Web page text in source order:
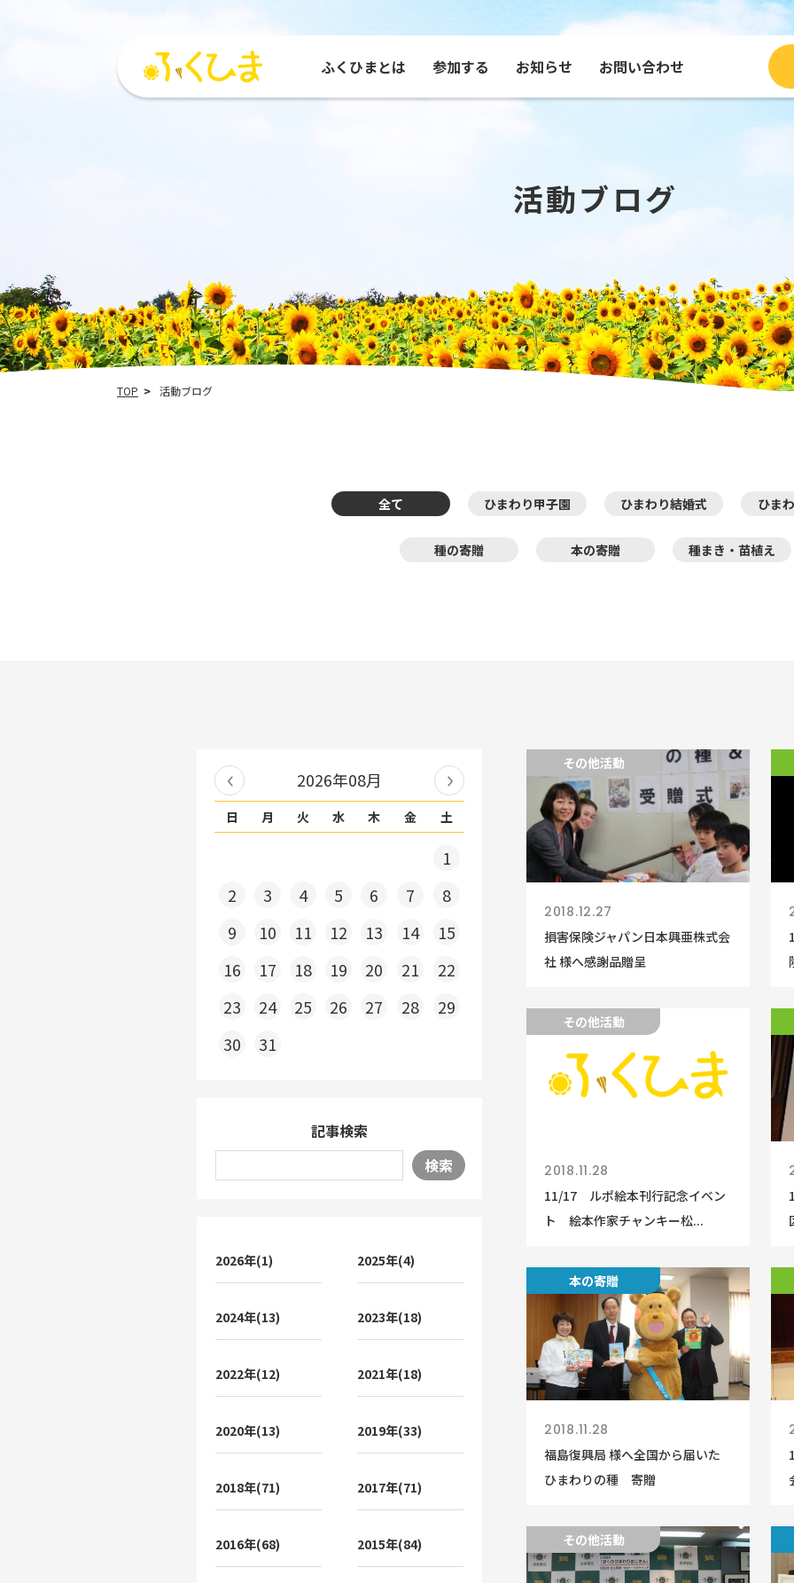
ふくひまとは 参加する お知らせ お問い合わせ
活動ブログ
TOP 活動ブログ
全て ひまわり甲子園 ひまわり結婚式 ひま
種の寄贈 本の寄贈 種まき・苗植え
その他活動
2018.12.27
損害保険ジャパン日本興亜株式会
社 様へ感謝品贈呈
その他活動
2018.11.28
11/17 ルポ絵本刊行記念イベン
ト 絵本作家チャンキー松...
種の寄贈
本の寄贈
2018.11.28
福島復興局 様へ全国から届いた
ひまわりの種 寄贈
その他活動
2026年08月
日 月 火 水 木 金 土
1
2
3 4 5 6 7
8
9
10 11 12 13 14
15
16
17 18 19 20 21
22
23
24 25 26 27 28
29
30
31
記事検索
検索
2026年(1) 2025年(4)
2024年(13) 2023年(18)
2022年(12) 2021年(18)
2020年(13) 2019年(33)
2018年(71) 2017年(71)
2016年(68) 2015年(84)